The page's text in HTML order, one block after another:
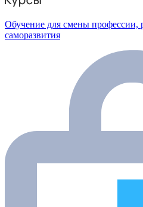
Обучение для смены профессии,
саморазвития